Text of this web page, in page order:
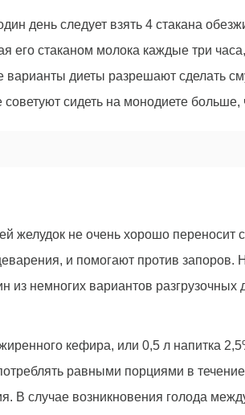
день следует взять 4 стакана
его стаканом молока каждые три
диеты разрешают сделать
сидеть на монодиете больше,
желудок не очень хорошо
и помогают против запоров.
из немногих вариантов
кефира, или 0,5 л напитка
равными порциями в
В случае возникновения голода